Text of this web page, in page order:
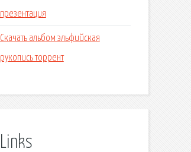
презентация
Скачать альбом эльфийская
рукопись торрент
Links